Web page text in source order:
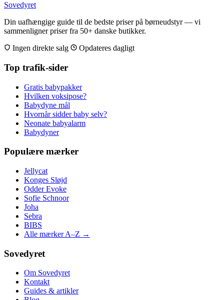
Sovedyret
Din uafhængige guide til de bedste priser på børneudstyr — vi
sammenligner priser fra 50+ danske butikker.
Ingen direkte salg
Opdateres dagligt
Top trafik-sider
Gratis babypakker
Hvilken voksipose?
Babydyne mål
Hvornår sidder baby selv?
Neonate babyalarm
Babydyner
Populære mærker
Jellycat
Konges Sløjd
Odder Evoke
Sofie Schnoor
Joha
Sebra
BIBS
Alle mærker A–Z →
Sovedyret
Om Sovedyret
Kontakt
Guides & artikler